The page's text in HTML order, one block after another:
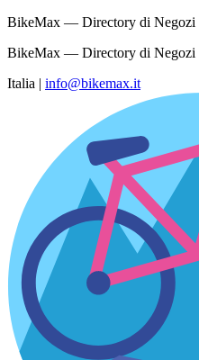
BikeMax — Directory di Negozi
BikeMax — Directory di Negozi
Italia | info@bikemax.it